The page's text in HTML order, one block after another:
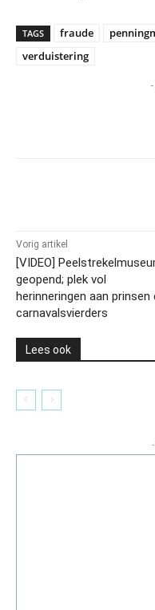
TAGS fraude
verduistering
-
Vorig artikel
[VIDEO]
geopend; plek vol
herinneringen aan prinsen
carnavalsvierders
Lees ook